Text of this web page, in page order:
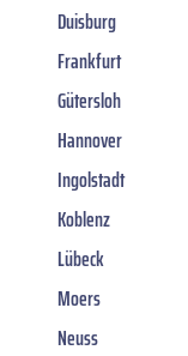
Duisburg
Frankfurt
Gütersloh
Hannover
Ingolstadt
Koblenz
Lübeck
Moers
Neuss